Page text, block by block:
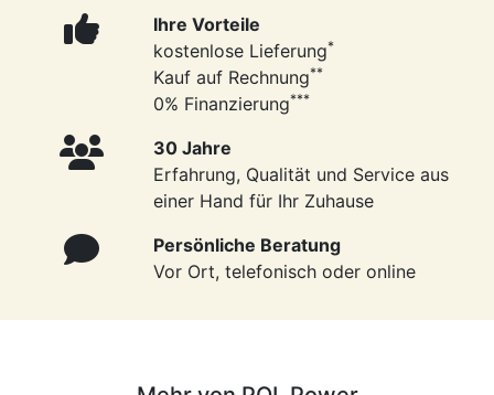
Ihre Vorteile
kostenlose Lieferung*
Kauf auf Rechnung**
0% Finanzierung***
30 Jahre
Erfahrung, Qualität und Service aus
einer Hand für Ihr Zuhause
Persönliche Beratung
Vor Ort, telefonisch oder online